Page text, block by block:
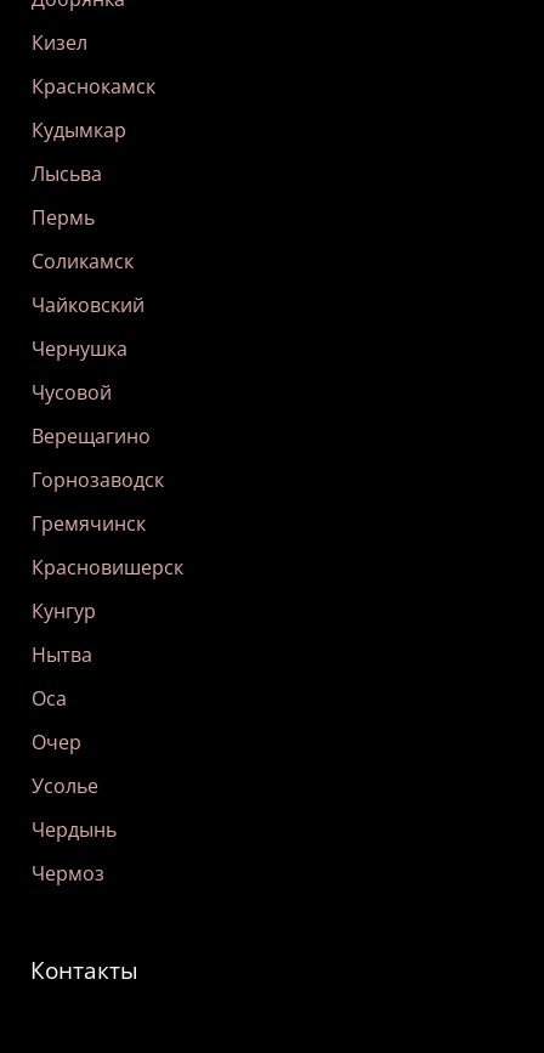
Кизел
Краснокамск
Кудымкар
Лысьва
Пермь
Соликамск
Чайковский
Чернушка
Чусовой
Верещагино
Горнозаводск
Гремячинск
Красновишерск
Кунгур
Нытва
Оса
Очер
Усолье
Чердынь
Чермоз
Контакты